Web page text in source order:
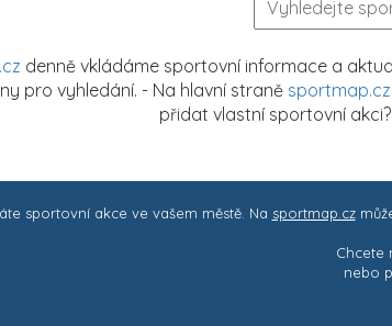
denně vkládáme sportovní informace a
pro vyhledání. - Na hlavní straně sportmap.cz
přidat vlastní sportovní
sportovní akce ve vašem městě. Na sportmap.cz
Chcete
nebo